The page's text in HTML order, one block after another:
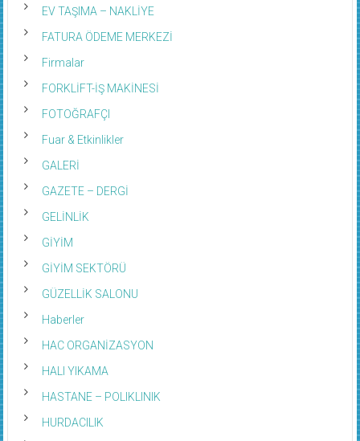
EV TAŞIMA – NAKLİYE
FATURA ÖDEME MERKEZİ
Firmalar
FORKLİFT-İŞ MAKİNESİ
FOTOĞRAFÇI
Fuar & Etkinlikler
GALERİ
GAZETE – DERGİ
GELİNLİK
GİYİM
GİYİM SEKTÖRÜ
GÜZELLİK SALONU
Haberler
HAC ORGANİZASYON
HALI YIKAMA
HASTANE – POLIKLINIK
HURDACILIK